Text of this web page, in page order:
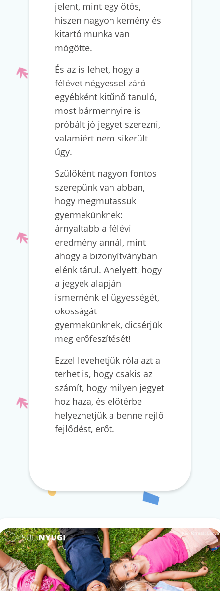
jelent, mint egy ötös,
hiszen nagyon kemény és
kitartó munka van
mögötte.
És az is lehet, hogy a
félévet négyessel záró
egyébként kitűnő tanuló,
most bármennyire is
próbált jó jegyet szerezni,
valamiért nem sikerült
úgy.
Szülőként nagyon fontos
szerepünk van abban,
hogy megmutassuk
gyermekünknek:
árnyaltabb a félévi
eredmény annál, mint
ahogy a bizonyítványban
elénk tárul. Ahelyett, hogy
a jegyek alapján
ismernénk el ügyességét,
okosságát
gyermekünknek, dicsérjük
meg erőfeszítését!
Ezzel levehetjük róla azt a
terhet is, hogy csakis az
számít, hogy milyen jegyet
hoz haza, és előtérbe
helyezhetjük a benne rejlő
fejlődést, erőt.